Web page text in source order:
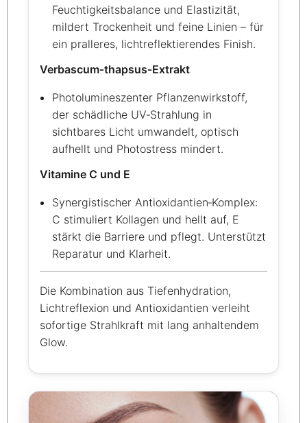
Feuchtigkeitsbalance und Elastizität,
mildert Trockenheit und feine Linien – für
ein pralleres, lichtreflektierendes Finish.
Verbascum‑thapsus‑Extrakt
Photolumineszenter Pflanzenwirkstoff,
der schädliche UV‑Strahlung in
sichtbares Licht umwandelt, optisch
aufhellt und Photostress mindert.
Vitamine C und E
Synergistischer Antioxidantien‑Komplex:
C stimuliert Kollagen und hellt auf, E
stärkt die Barriere und pflegt. Unterstützt
Reparatur und Klarheit.
Die Kombination aus Tiefenhydration,
Lichtreflexion und Antioxidantien verleiht
sofortige Strahlkraft mit lang anhaltendem
Glow.